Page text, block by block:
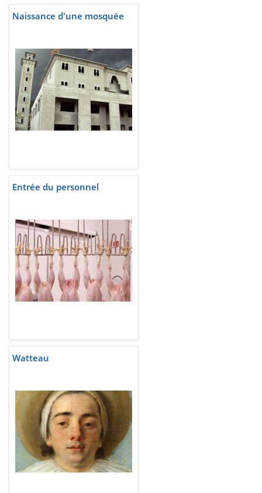
Naissance d'une mosquée
Entrée du personnel
Watteau